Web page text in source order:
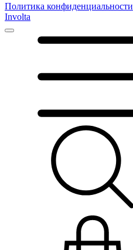
Политика конфиденциальности
Involta